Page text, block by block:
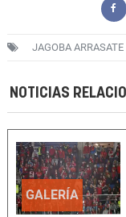
JAGOBA ARRASATE
NOTICIAS
GALERÍA